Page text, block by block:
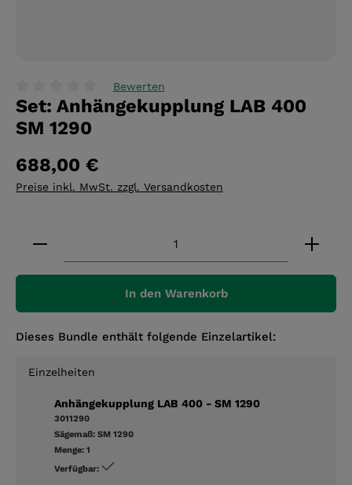
Durchschnittliche Bewertung von 0 von 5 Sternen
Bewerten
Set: Anhängekupplung LAB 400
SM 1290
688,00 €
Preise inkl. MwSt. zzgl. Versandkosten
Produkt Anzahl: Gib den gewünschten Wert
In den Warenkorb
Dieses Bundle enthält folgende Einzelartikel:
Einzelheiten
Anhängekupplung LAB 400 - SM 1290
3011290
Sägemaß: SM 1290
Menge: 1
Verfügbar: